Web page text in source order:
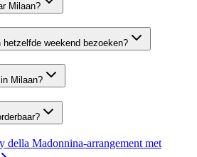
Milaan?
weekend bezoeken?
Milaan?
della Madonnina-arrangement met